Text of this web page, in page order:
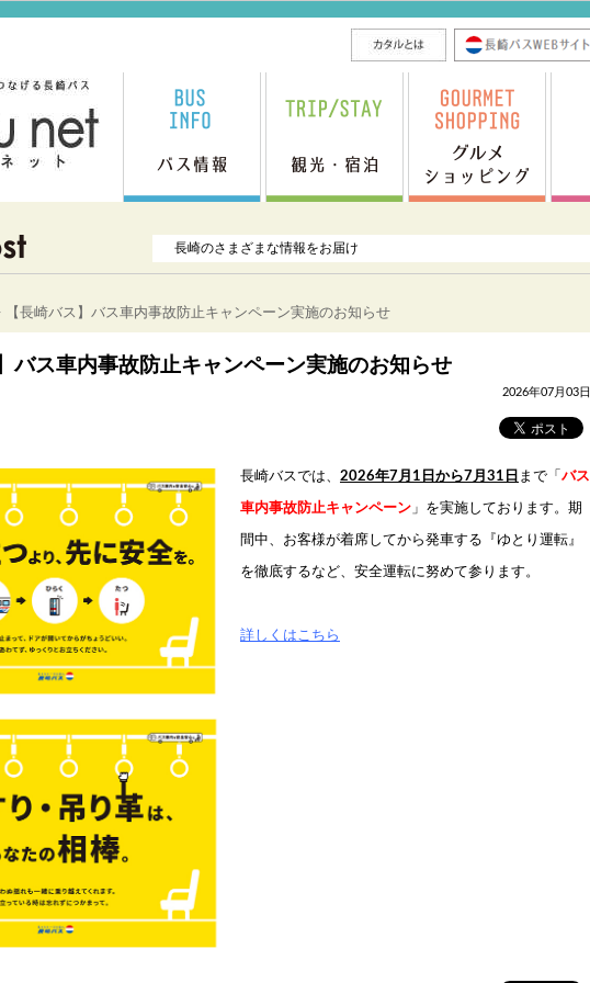
長崎のさまざまな情報をお届け
【長崎バス】バス車内事故防止キャンペーン実施のお知らせ
バス車内事故防止キャンペーン実施のお知らせ
2026年07月03日
長崎バスでは、 2026年7月1日から7月31日 まで「 バス
車内事故防止キャンペーン」を実施しております。期
間中、お客様が着席してから発車する『ゆとり運転』
を徹底するなど、安全運転に努めて参ります。
詳しくはこちら